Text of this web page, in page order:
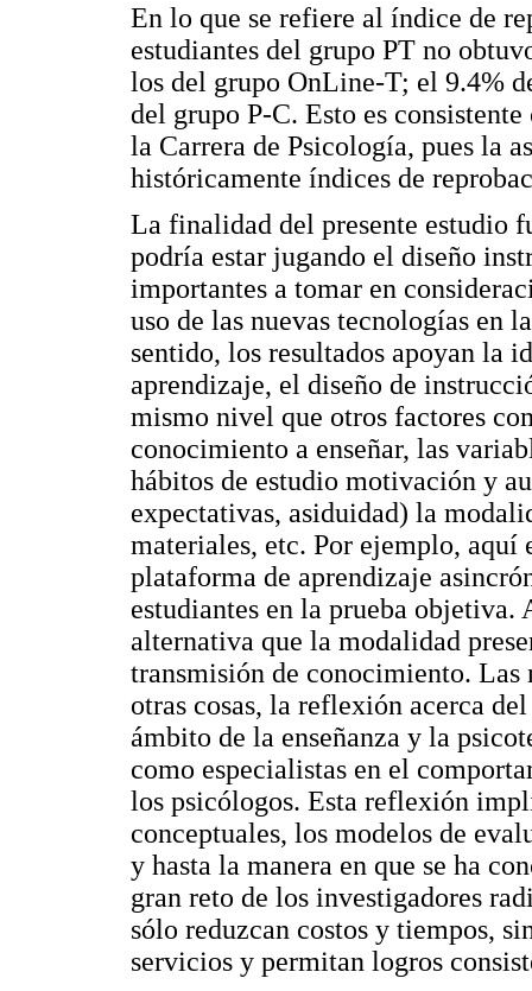
En lo que se refiere al índice de
estudiantes del grupo PT no
los del grupo OnLine-T; el 9.4%
del grupo P-C. Esto es
la Carrera de Psicología, pues la
históricamente índices de
La finalidad del presente estudio
podría estar jugando el diseño
importantes a tomar en
uso de las nuevas tecnologías en
sentido, los resultados apoyan la
aprendizaje, el diseño de
mismo nivel que otros factores
conocimiento a enseñar, las
hábitos de estudio motivación y
expectativas, asiduidad) la
materiales, etc. Por ejemplo, aquí
plataforma de aprendizaje
estudiantes en la prueba objetiva.
alternativa que la modalidad
transmisión de conocimiento. Las
otras cosas, la reflexión acerca
ámbito de la enseñanza y la
como especialistas en el
los psicólogos. Esta reflexión
conceptuales, los modelos de
y hasta la manera en que se ha
gran reto de los investigadores
sólo reduzcan costos y tiempos,
servicios y permitan logros